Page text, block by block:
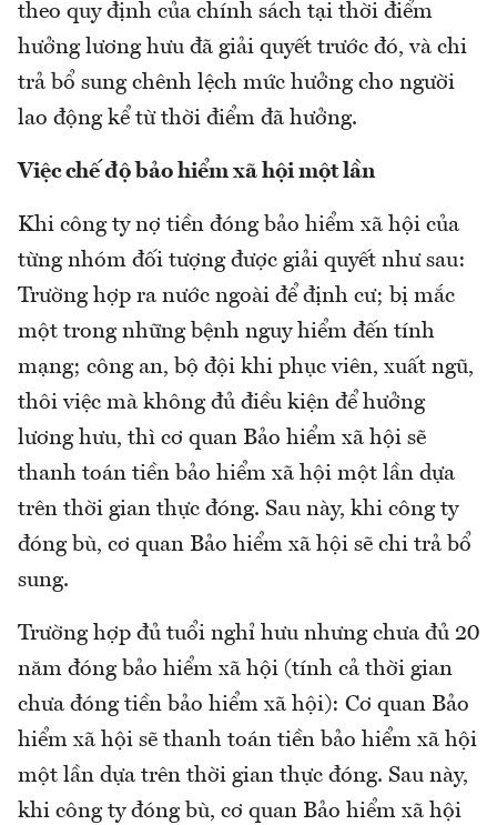
theo quy định của chính sách tại thời điểm
hưởng lương hưu đã giải quyết trước đó, và chi
trả bổ sung chênh lệch mức hưởng cho người
lao động kể từ thời điểm đã hưởng.
Việc chế độ bảo hiểm xã hội một lần
Khi công ty nợ tiền đóng bảo hiểm xã hội của
từng nhóm đối tượng được giải quyết như sau:
Trường hợp ra nước ngoài để định cư; bị mắc
một trong những bệnh nguy hiểm đến tính
mạng; công an, bộ đội khi phục viên, xuất ngũ,
thôi việc mà không đủ điều kiện để hưởng
lương hưu, thì cơ quan Bảo hiểm xã hội sẽ
thanh toán tiền bảo hiểm xã hội một lần dựa
trên thời gian thực đóng. Sau này, khi công ty
đóng bù, cơ quan Bảo hiểm xã hội sẽ chi trả bổ
sung.
Trường hợp đủ tuổi nghỉ hưu nhưng chưa đủ 20
năm đóng bảo hiểm xã hội (tính cả thời gian
chưa đóng tiền bảo hiểm xã hội): Cơ quan Bảo
hiểm xã hội sẽ thanh toán tiền bảo hiểm xã hội
một lần dựa trên thời gian thực đóng. Sau này,
khi công ty đóng bù, cơ quan Bảo hiểm xã hội